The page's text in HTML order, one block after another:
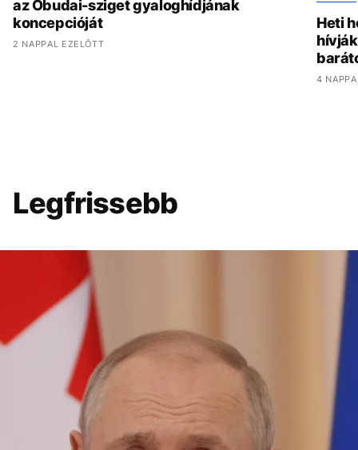
az Óbudai-sziget gyaloghídjának
koncepcióját
2 NAPPAL EZELŐTT
Heti
4
Legfrissebb